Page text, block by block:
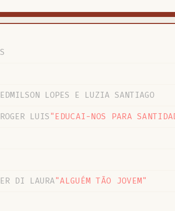
LOPES E LUZIA SANTIAGO
LUIS "EDUCAI-NOS PARA
DI LAURA"ALGUÉM TÃO JOVEM"